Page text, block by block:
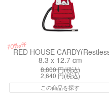
70%off
RED HOUSE
8.3 x 12.7 cm
8,800円(税込)
2,640 円(税込)
この商品を探す